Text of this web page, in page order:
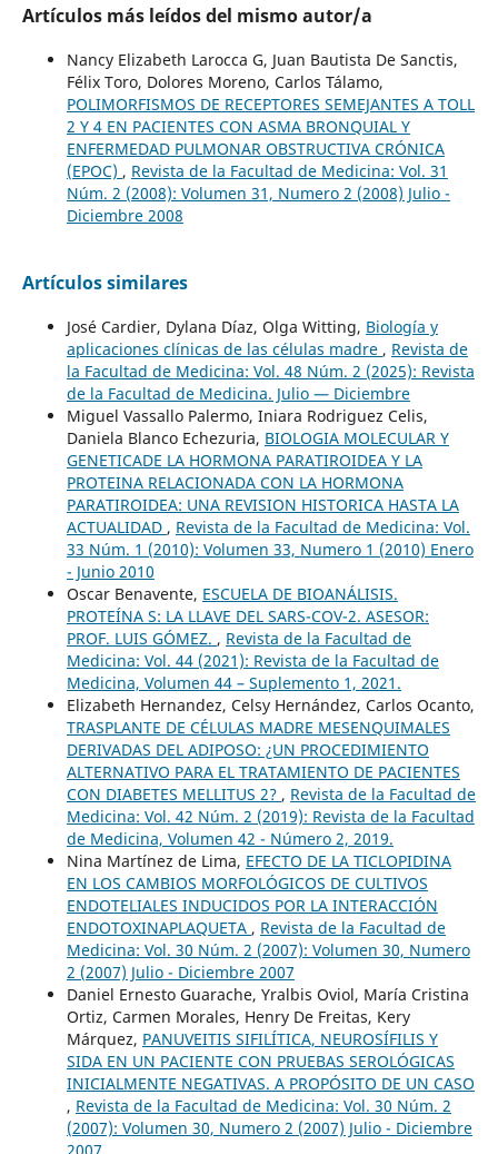
Artículos más leídos del mismo autor/a
Nancy Elizabeth Larocca G, Juan Bautista De Sanctis,
Félix Toro, Dolores Moreno, Carlos Tálamo,
POLIMORFISMOS DE RECEPTORES SEMEJANTES A TOLL
2 Y 4 EN PACIENTES CON ASMA BRONQUIAL Y
ENFERMEDAD PULMONAR OBSTRUCTIVA CRÓNICA
(EPOC) , Revista de la Facultad de Medicina: Vol. 31
Núm. 2 (2008): Volumen 31, Numero 2 (2008) Julio -
Diciembre 2008
Artículos similares
José Cardier, Dylana Díaz, Olga Witting, Biología y
aplicaciones clínicas de las células madre , Revista de
la Facultad de Medicina: Vol. 48 Núm. 2 (2025): Revista
de la Facultad de Medicina. Julio — Diciembre
Miguel Vassallo Palermo, Iniara Rodriguez Celis,
Daniela Blanco Echezuria, BIOLOGIA MOLECULAR Y
GENETICADE LA HORMONA PARATIROIDEA Y LA
PROTEINA RELACIONADA CON LA HORMONA
PARATIROIDEA: UNA REVISION HISTORICA HASTA LA
ACTUALIDAD , Revista de la Facultad de Medicina: Vol.
33 Núm. 1 (2010): Volumen 33, Numero 1 (2010) Enero
- Junio 2010
Oscar Benavente, ESCUELA DE BIOANÁLISIS.
PROTEÍNA S: LA LLAVE DEL SARS-COV-2. ASESOR:
PROF. LUIS GÓMEZ. , Revista de la Facultad de
Medicina: Vol. 44 (2021): Revista de la Facultad de
Medicina, Volumen 44 – Suplemento 1, 2021.
Elizabeth Hernandez, Celsy Hernández, Carlos Ocanto,
TRASPLANTE DE CÉLULAS MADRE MESENQUIMALES
DERIVADAS DEL ADIPOSO: ¿UN PROCEDIMIENTO
ALTERNATIVO PARA EL TRATAMIENTO DE PACIENTES
CON DIABETES MELLITUS 2? , Revista de la Facultad de
Medicina: Vol. 42 Núm. 2 (2019): Revista de la Facultad
de Medicina, Volumen 42 - Número 2, 2019.
Nina Martínez de Lima, EFECTO DE LA TICLOPIDINA
EN LOS CAMBIOS MORFOLÓGICOS DE CULTIVOS
ENDOTELIALES INDUCIDOS POR LA INTERACCIÓN
ENDOTOXINAPLAQUETA , Revista de la Facultad de
Medicina: Vol. 30 Núm. 2 (2007): Volumen 30, Numero
2 (2007) Julio - Diciembre 2007
Daniel Ernesto Guarache, Yralbis Oviol, María Cristina
Ortiz, Carmen Morales, Henry De Freitas, Kery
Márquez, PANUVEITIS SIFILÍTICA, NEUROSÍFILIS Y
SIDA EN UN PACIENTE CON PRUEBAS SEROLÓGICAS
INICIALMENTE NEGATIVAS. A PROPÓSITO DE UN CASO
, Revista de la Facultad de Medicina: Vol. 30 Núm. 2
(2007): Volumen 30, Numero 2 (2007) Julio - Diciembre